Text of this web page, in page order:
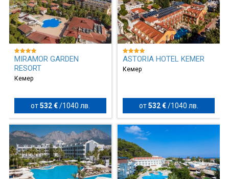
MIRAMOR GARDEN
RESORT
Кемер
от532 € / 1040 лв.
ASTORIA HOTEL KEMER
Кемер
от532 €/ 1040 лв.